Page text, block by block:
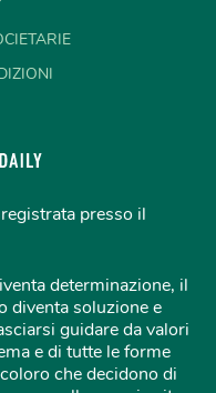
presso il
determinazione, il
diventa soluzione e
guidare da valori
e di tutte le forme
che decidono di